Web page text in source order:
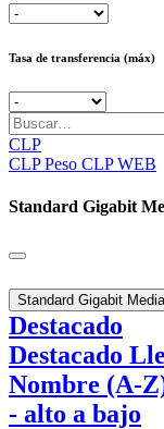
Tasa de transferencia (máx)
CLP
CLP Peso CLP WEB
Standard Gigabit
Standard Gigabit
Destacado
Destacado
Nombre (A-
- alto a bajo